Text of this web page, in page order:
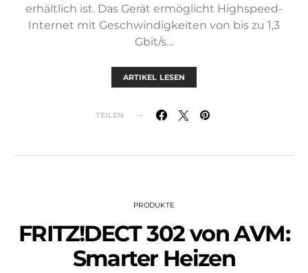
erhältlich ist. Das Gerät ermöglicht Highspeed-
Internet mit Geschwindigkeiten von bis zu 1,3
Gbit/s…
ARTIKEL LESEN
TEILEN
PRODUKTE
FRITZ!DECT 302 von AVM:
Smarter Heizen